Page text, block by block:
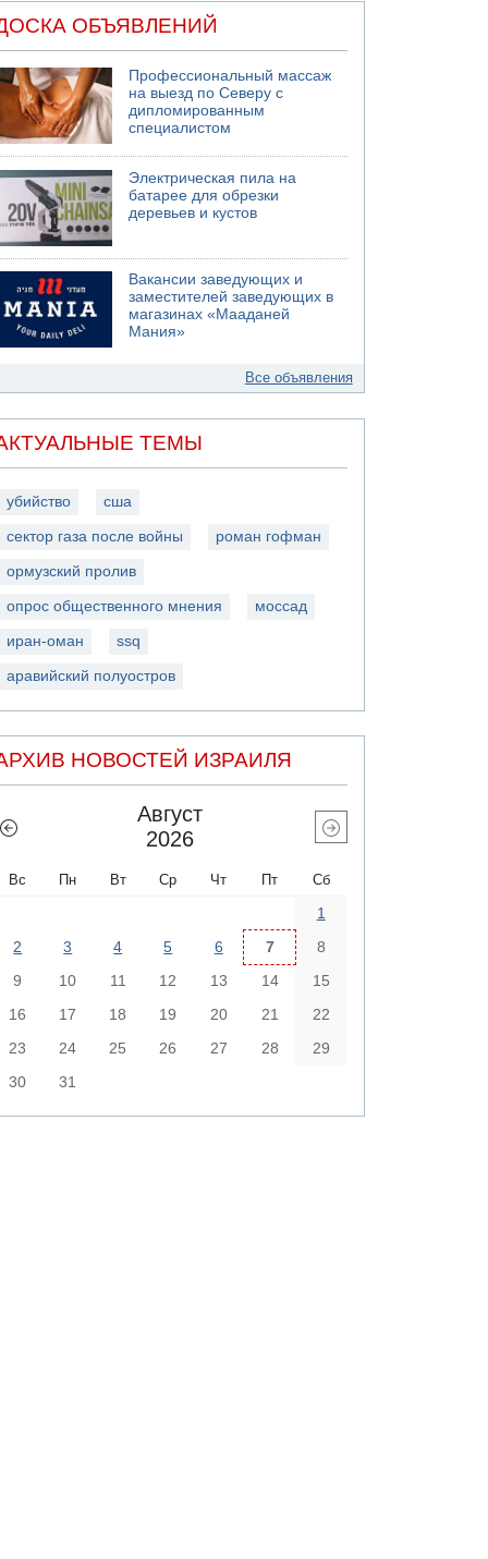
ОБЪЯВЛЕНИЙ
Профессиональный массаж
на выезд по Северу с
дипломированным
специалистом
Электрическая пила на
батарее для обрезки
деревьев и кустов
Вакансии заведующих и
заместителей заведующих в
магазинах «Мааданей
Мания»
Все объявления
ТЕМЫ
убийство сша
сектор газа после войны роман гофман
ормузский пролив
опрос общественного мнения моссад
иран-оман ssq
аравийский полуостров
НОВОСТЕЙ ИЗРАИЛЯ
Август
2026
Вс Пн Вт Ср Чт Пт Сб
1
2
3 4 5 6 7
8
9
10 11 12 13 14
15
16
17 18 19 20 21
22
23
24 25 26 27 28
29
30
31